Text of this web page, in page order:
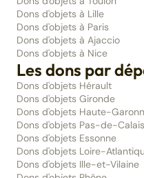
Dons d'objets à Lille
Dons d'objets à Paris
Dons d'objets à Ajaccio
Dons d'objets à Nice
Les dons par
Dons d'objets Hérault
Dons d'objets Gironde
Dons d'objets Haute-
Dons d'objets Pas-de-Calais
Dons d'objets Essonne
Dons d'objets Loire-
Dons d'objets Ille-et-Vilaine